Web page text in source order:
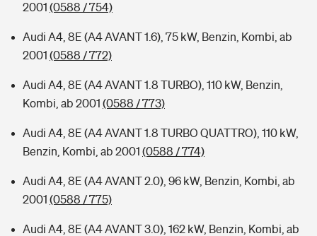
2001 (0588 / 754)
Audi A4, 8E (A4 AVANT 1.6), 75 kW, Benzin, Kombi, ab
2001 (0588 / 772)
Audi A4, 8E (A4 AVANT 1.8 TURBO), 110 kW, Benzin,
Kombi, ab 2001 (0588 / 773)
Audi A4, 8E (A4 AVANT 1.8 TURBO QUATTRO), 110 kW,
Benzin, Kombi, ab 2001 (0588 / 774)
Audi A4, 8E (A4 AVANT 2.0), 96 kW, Benzin, Kombi, ab
2001 (0588 / 775)
Audi A4, 8E (A4 AVANT 3.0), 162 kW, Benzin, Kombi, ab